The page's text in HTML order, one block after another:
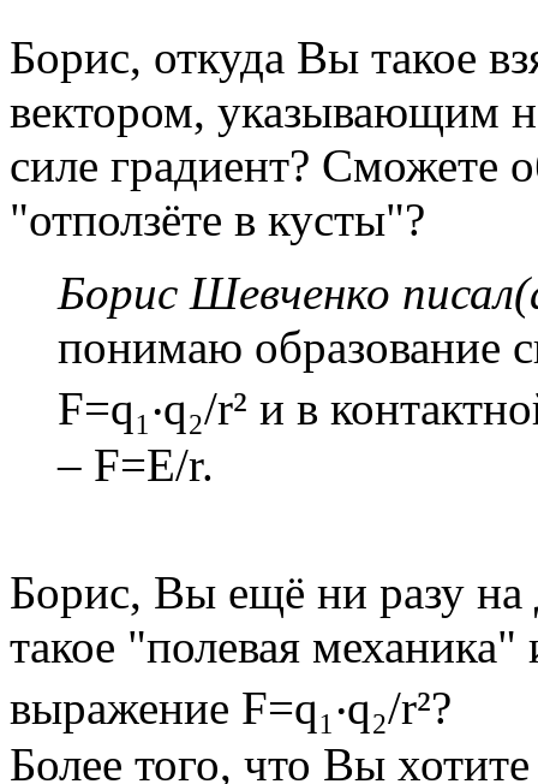
Борис, откуда Вы такое
вектором, указывающим
силе градиент?
"отползёте в кусты"?
Борис Шевченко
понимаю образование
F=q₁‧q₂/r² и в
– F=E/r.
Борис, Вы ещё ни разу на
такое "полевая механика"
выражение F=q₁‧q₂/r²?
Более того, что Вы